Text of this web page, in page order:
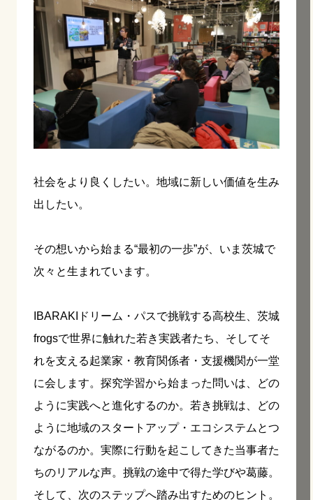
社会をより良くしたい。地域に新しい価値を生み
出したい。
その想いから始まる“最初の一歩”が、いま茨城で
次々と生まれています。
IBARAKIドリーム・パスで挑戦する高校生、茨城
frogsで世界に触れた若き実践者たち、そしてそ
れを支える起業家・教育関係者・支援機関が一堂
に会します。探究学習から始まった問いは、どの
ように実践へと進化するのか。若き挑戦は、どの
ように地域のスタートアップ・エコシステムとつ
ながるのか。実際に行動を起こしてきた当事者た
ちのリアルな声。挑戦の途中で得た学びや葛藤。
そして、次のステップへ踏み出すためのヒント。